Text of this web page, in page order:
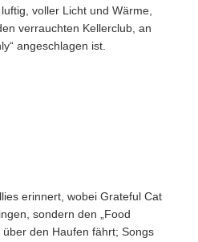
voller Licht und Wärme,
verrauchten Kellerclub, an
angeschlagen ist.
erinnert, wobei Grateful Cat
sondern den „Food
den Haufen fährt; Songs